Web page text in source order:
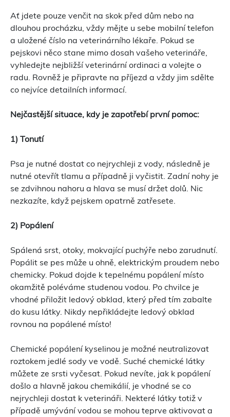
Ať jdete pouze venčit na skok před dům nebo na
dlouhou procházku, vždy mějte u sebe mobilní telefon
a uložené číslo na veterinárního lékaře. Pokud se
pejskovi něco stane mimo dosah vašeho veterináře,
vyhledejte nejbližší veterinární ordinaci a volejte o
radu. Rovněž je připravte na příjezd a vždy jim sdělte
co nejvíce detailních informací.
Nejčastější situace, kdy je zapotřebí první pomoc:
1) Tonutí
Psa je nutné dostat co nejrychleji z vody, následně je
nutné otevřít tlamu a případně ji vyčistit. Zadní nohy je
se zdvihnou nahoru a hlava se musí držet dolů. Nic
nezkazíte, když pejskem opatrně zatřesete.
2) Popálení
Spálená srst, otoky, mokvající puchýře nebo zarudnutí.
Popálit se pes může u ohně, elektrickým proudem nebo
chemicky. Pokud dojde k tepelnému popálení místo
okamžitě poléváme studenou vodou. Po chvilce je
vhodné přiložit ledový obklad, který před tím zabalte
do kusu látky. Nikdy nepřikládejte ledový obklad
rovnou na popálené místo!
Chemické popálení kyselinou je možné neutralizovat
roztokem jedlé sody ve vodě. Suché chemické látky
můžete ze srsti vyčesat. Pokud nevíte, jak k popálení
došlo a hlavně jakou chemikálií, je vhodné se co
nejrychleji dostat k veterináři. Nekteré látky totiž v
případě umývání vodou se mohou teprve aktivovat a